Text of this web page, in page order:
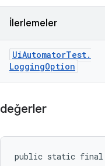
İlerlemeler
UiAutomatorTest.
LoggingOption
değerler
public static final